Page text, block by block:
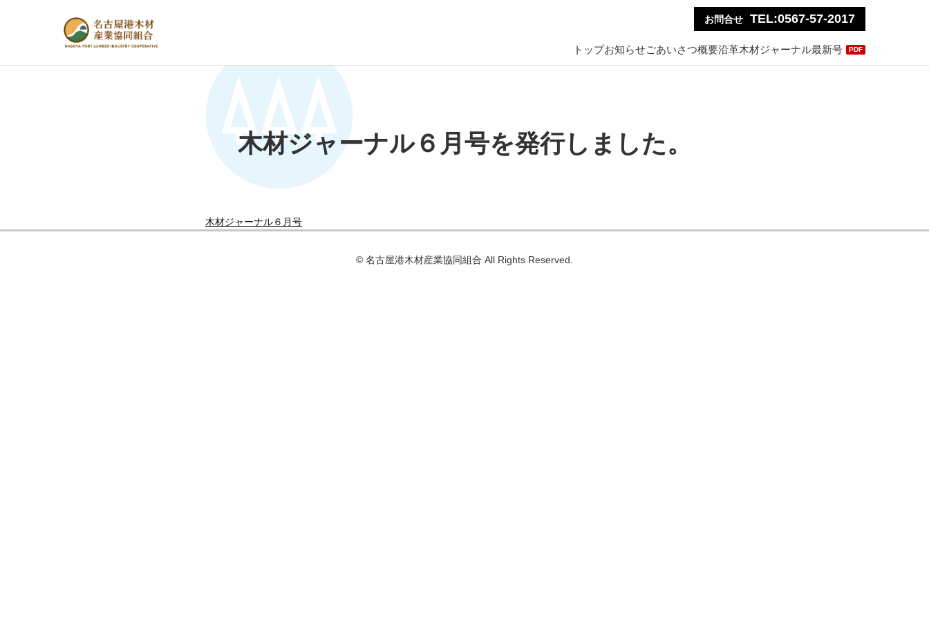
お問合せ TEL:0567-57-2017
トップお知らせごあいさつ概要沿革木材ジャーナル最新号 PDF
木材ジャーナル６月号を発行しました。
木材ジャーナル６月号
© 名古屋港⽊材産業協同組合 All Rights Reserved.